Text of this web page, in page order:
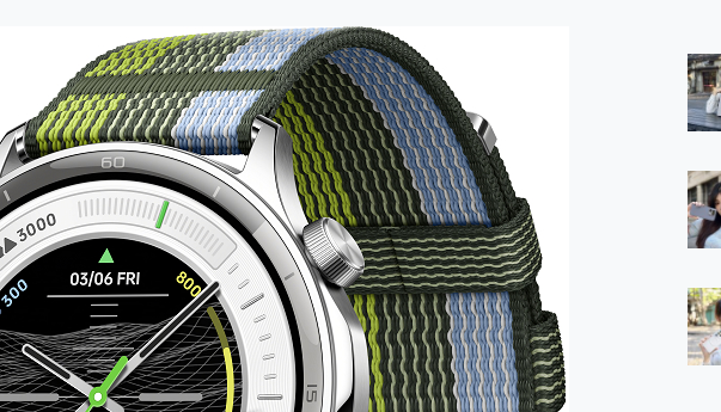
Claw 系列電競掌機 最完美的家 MSI Nest Docking Station 掌機專屬擴充底座 開箱 評
品級音響! Home+ 中嘉寬頻 SoundBox 劇院串流盒 開箱 評測
蔡司長焦神機降臨~ vivo X200 Pro、vivo X200 就是這麼好拍
Vocal Remover 免費線上去聲器一鍵去除人聲 人聲 音樂分離 2024 消除人聲推薦
值 MHN 飛人工具分享~~ iToolab AnyGo 魔物獵人 Now飛人 ios教學 不出門也可以到
AnyTo 寶可夢飛人 AnyTo 不出門也可以飛遍全世界
40000mAh 超大容量 一次充5個設備 充好充滿 CUKTECH 酷態科 300W 微型充電站 開
恢復率，資料救援就是這麼簡單 EaseUS Data Recovery Wizard Free 18.0.0 業界最好
大風吹 有了 磁碟管理程式 EaseUS Partition Master 就是這麼簡單
Xperia 1 VI 開箱! 相機實測! 長焦覆蓋更遠更清晰、2日長續航、頂尖影音娛樂效
14 Ultra 開箱 評測~ 有深度的 Leica 影像旗艦手機! 加碼小旗艦 Xiaomi 14 開箱 評測
3e 真無線藍牙耳機智慧降噪升級、音質明亮溫潤，並支援雙設備連接~
掌機專屬配件包 來囉 完美保護 MSI Claw A1M-026TW 電競掌機
艦 vivo V30 系列 開箱 評測! 首搭蔡司光學鏡頭、攝影棚級柔光環、拍攝功能最好玩的
望一次滿足 超強散熱 微星 MSI Claw A1M-026TW 電競掌機 開箱 評測